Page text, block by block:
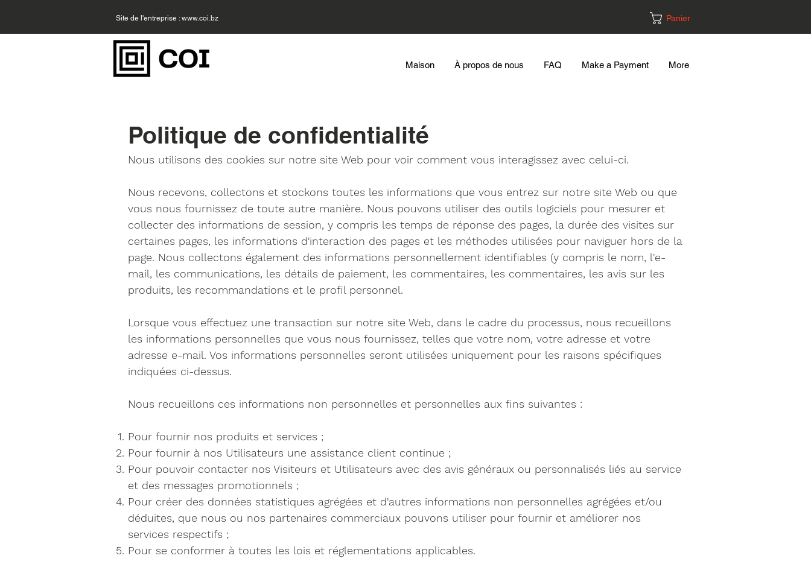
Site de l'entreprise :www.coi.bz Panier
Maison À propos de nous FAQ Make a Payment More
Politique de confidentialité
Nous utilisons des cookies sur notre site Web pour voir comment vous interagissez avec celui-ci.
Nous recevons, collectons et stockons toutes les informations que vous entrez sur notre site Web ou que
vous nous fournissez de toute autre manière. Nous pouvons utiliser des outils logiciels pour mesurer et
collecter des informations de session, y compris les temps de réponse des pages, la durée des visites sur
certaines pages, les informations d'interaction des pages et les méthodes utilisées pour naviguer hors de la
page. Nous collectons également des informations personnellement identifiables (y compris le nom, l'e-
mail, les communications, les détails de paiement, les commentaires, les commentaires, les avis sur les
produits, les recommandations et le profil personnel.
Lorsque vous effectuez une transaction sur notre site Web, dans le cadre du processus, nous recueillons
les informations personnelles que vous nous fournissez, telles que votre nom, votre adresse et votre
adresse e-mail. Vos informations personnelles seront utilisées uniquement pour les raisons spécifiques
indiquées ci-dessus.
Nous recueillons ces informations non personnelles et personnelles aux fins suivantes :
Pour fournir nos produits et services ;
Pour fournir à nos Utilisateurs une assistance client continue ;
Pour pouvoir contacter nos Visiteurs et Utilisateurs avec des avis généraux ou personnalisés liés au service
et des messages promotionnels ;
Pour créer des données statistiques agrégées et d'autres informations non personnelles agrégées et/ou
déduites, que nous ou nos partenaires commerciaux pouvons utiliser pour fournir et améliorer nos
services respectifs ;
Pour se conformer à toutes les lois et réglementations applicables.